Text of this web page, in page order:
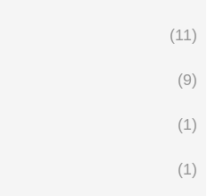
(11)
(9)
(1)
(1)